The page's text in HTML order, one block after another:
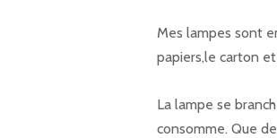
Mes lampes sont
papiers,le carton
La lampe se
consomme. Que